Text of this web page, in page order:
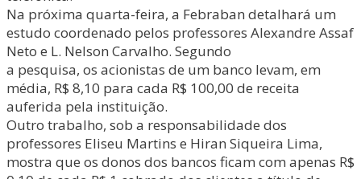
Na próxima quarta-feira, a Febraban detalhará um
estudo coordenado pelos professores Alexandre Assaf
Neto e L. Nelson Carvalho. Segundo
a pesquisa, os acionistas de um banco levam, em
média, R$ 8,10 para cada R$ 100,00 de receita
auferida pela instituição.
Outro trabalho, sob a responsabilidade dos
professores Eliseu Martins e Hiran Siqueira Lima,
mostra que os donos dos bancos ficam com apenas R$